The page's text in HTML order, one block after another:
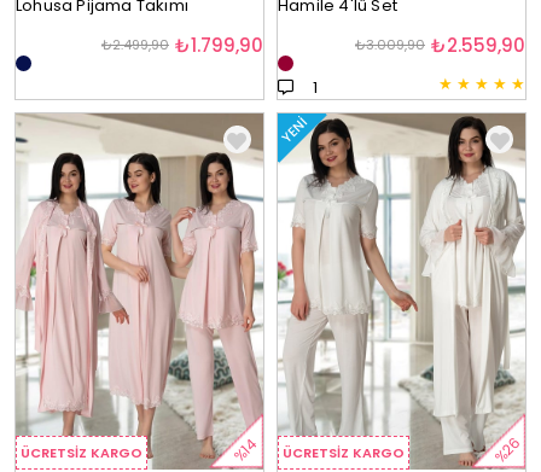
Lohusa Pijama Takımı
₺1.799,90
₺2.499,90
Hamile 4'lü Set
★ ★ ★ ★ ★
1
₺2.559,90
₺3.009,90
ÜCRETSIZ KARGO %14 ÜCRETSIZ KARGO
YENI
%26